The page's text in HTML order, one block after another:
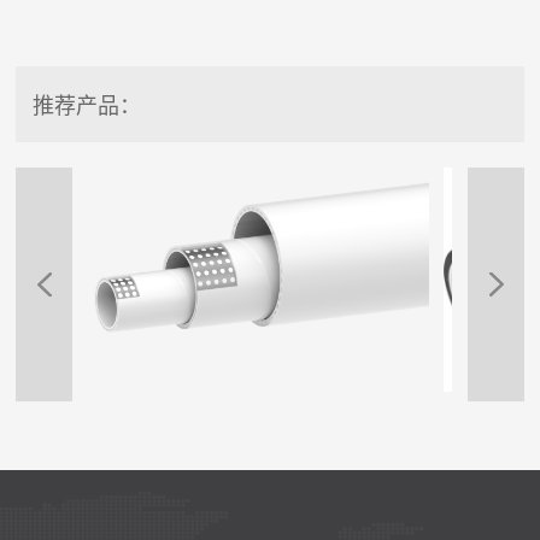
推荐产品：